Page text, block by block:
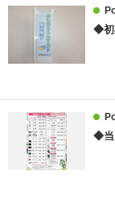
ほか初期費用 -
その他諸費用
情報更新日
次回更新予定日
◆初
◆当